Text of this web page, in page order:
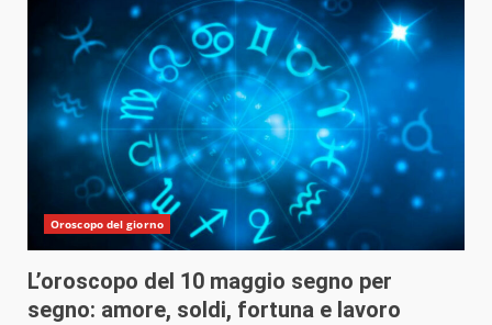
Oroscopo del giorno
L’oroscopo del 10 maggio segno per
segno: amore, soldi, fortuna e lavoro